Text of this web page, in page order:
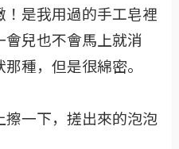
是我用過的手工皂裡
兒也不會馬上就消
種，但是很綿密。
一下，搓出來的泡泡